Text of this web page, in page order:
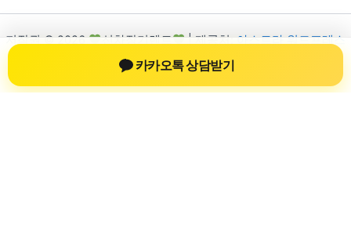
저작권 © 2026 신차장기렌트 | 제공처:
아스트라 워드프레스
테마
카카오톡 상담받기